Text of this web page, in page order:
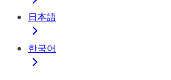
日本語
한국어